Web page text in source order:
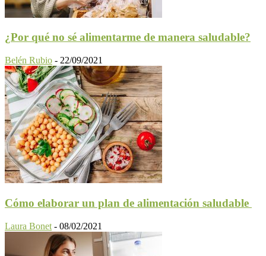
¿Por qué no sé alimentarme de manera saludable?
Belén Rubio - 22/09/2021
Cómo elaborar un plan de alimentación saludable
Laura Bonet - 08/02/2021